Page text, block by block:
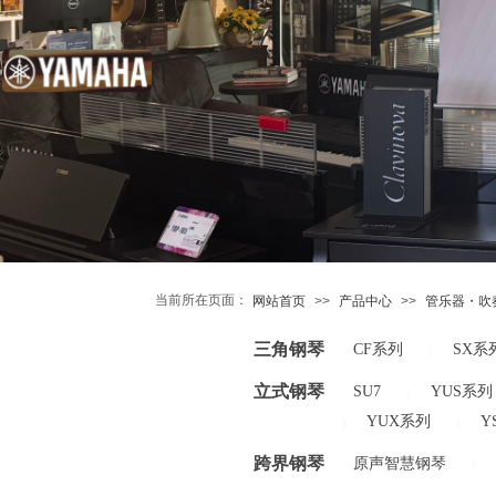
网站首页 >> 产品中心 >> 管乐器・吹
当前所在页面：
三角钢琴 CF系列 SX系
立式钢琴 SU7 YUS系列
YUX系列
跨界钢琴 原声智慧钢琴